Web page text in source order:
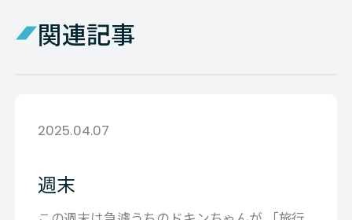
関連記事
2025.04.07
週末